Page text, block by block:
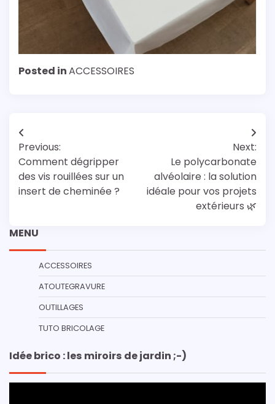
Posted inACCESSOIRES
Navigation
de
l’article
Previous:
Comment dégripper
des vis rouillées sur un
insert de cheminée ?
Next:
Le polycarbonate
alvéolaire : la solution
idéale pour vos projets
extérieurs 🌿
MENU
ACCESSOIRES
ATOUTEGRAVURE
OUTILLAGES
TUTO BRICOLAGE
Idée brico : les miroirs de jardin ;-)